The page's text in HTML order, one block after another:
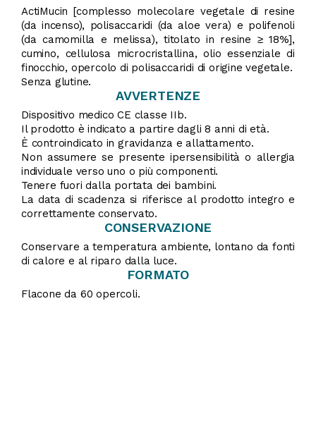
ActiMucin [complesso molecolare vegetale di resine
(da incenso), polisaccaridi (da aloe vera) e polifenoli
(da camomilla e melissa), titolato in resine ≥ 18%],
cumino, cellulosa microcristallina, olio essenziale di
finocchio, opercolo di polisaccaridi di origine vegetale.
Senza glutine.
AVVERTENZE
Dispositivo medico CE classe IIb.
Il prodotto è indicato a partire dagli 8 anni di età.
È controindicato in gravidanza e allattamento.
Non assumere se presente ipersensibilità o allergia
individuale verso uno o più componenti.
Tenere fuori dalla portata dei bambini.
La data di scadenza si riferisce al prodotto integro e
correttamente conservato.
CONSERVAZIONE
Conservare a temperatura ambiente, lontano da fonti
di calore e al riparo dalla luce.
FORMATO
Flacone da 60 opercoli.